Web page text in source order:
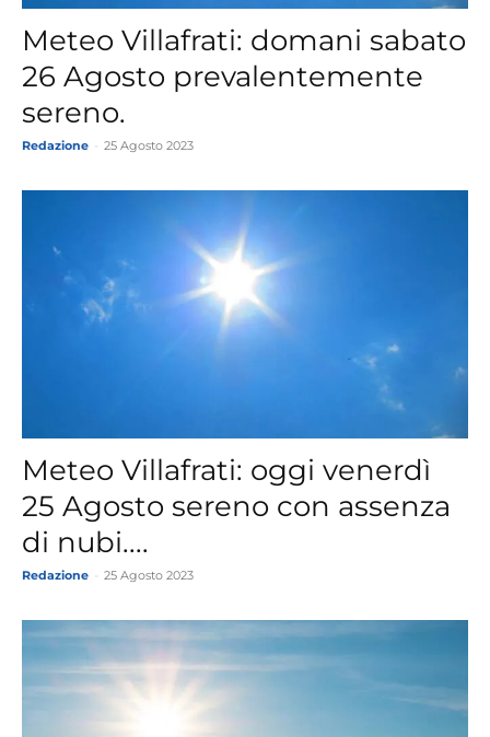
Meteo Villafrati: domani sabato
26 Agosto prevalentemente
sereno.
Redazione 25 Agosto 2023
Meteo Villafrati: oggi venerdì
25 Agosto sereno con assenza
di nubi....
Redazione 25 Agosto 2023